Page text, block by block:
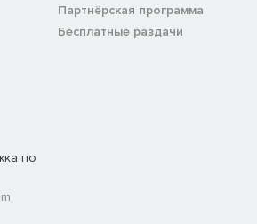
Партнёрская программа
Бесплатные раздачи
по